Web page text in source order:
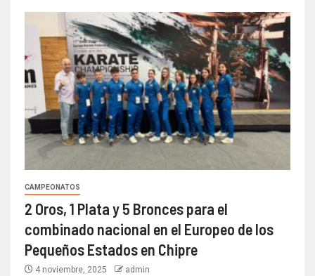
CAMPEONATOS
2 Oros, 1 Plata y 5 Bronces para el
combinado nacional en el Europeo de los
Pequeños Estados en Chipre
4 noviembre, 2025 admin